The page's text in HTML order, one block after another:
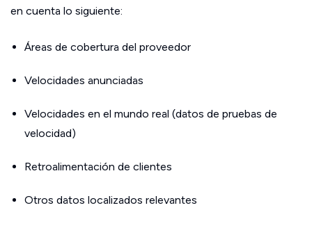
en cuenta lo siguiente:
Áreas de cobertura del proveedor
Velocidades anunciadas
Velocidades en el mundo real (datos de pruebas de
velocidad)
Retroalimentación de clientes
Otros datos localizados relevantes